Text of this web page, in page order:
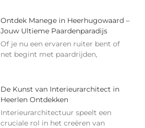
Ontdek Manege in Heerhugowaard –
Jouw Ultieme Paardenparadijs
Of je nu een ervaren ruiter bent of
net begint met paardrijden,
De Kunst van Interieurarchitect in
Heerlen Ontdekken
Interieurarchitectuur speelt een
cruciale rol in het creëren van